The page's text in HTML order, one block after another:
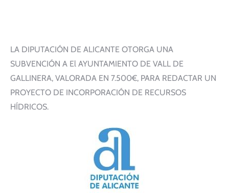
LA DIPUTACIÓN DE ALICANTE OTORGA UNA
SUBVENCIÓN A El AYUNTAMIENTO DE VALL DE
GALLINERA, VALORADA EN 7.500€, PARA REDACTAR UN
PROYECTO DE INCORPORACIÓN DE RECURSOS
HÍDRICOS.